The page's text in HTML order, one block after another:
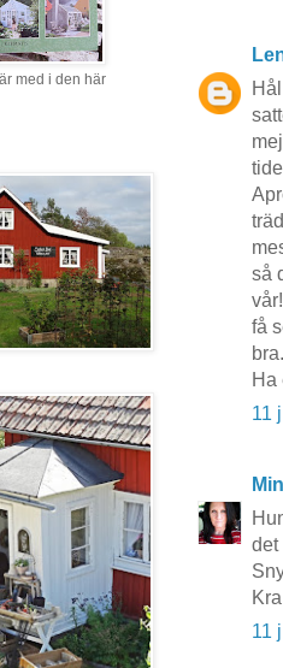
så
få
bra.
Ha
11
det
11
med i den här